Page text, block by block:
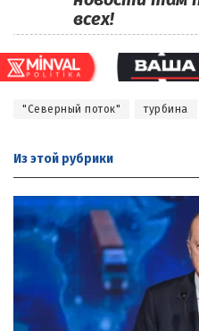
всех!
"Северный поток" турбина
Из этой рубрики